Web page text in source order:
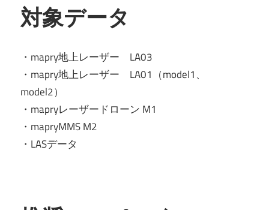
対象データ
・mapry地上レーザー LA03
・mapry地上レーザー LA01（model1、
model2）
・mapryレーザードローン M1
・mapryMMS M2
・LASデータ